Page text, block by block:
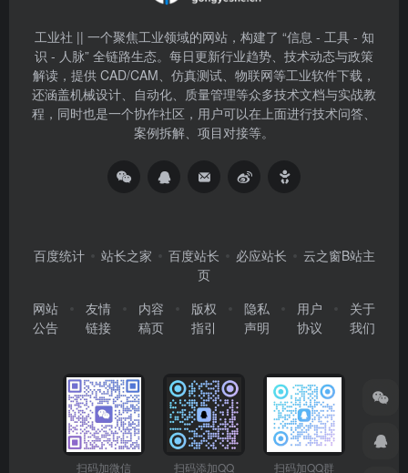
工业社 || 一个聚焦工业领域的网站，构建了 “信息 - 工具 - 知
识 - 人脉” 全链路生态。每日更新行业趋势、技术动态与政策
解读，提供 CAD/CAM、仿真测试、物联网等工业软件下载，
还涵盖机械设计、自动化、质量管理等众多技术文档与实战教
程，同时也是一个协作社区，用户可以在上面进行技术问答、
案例拆解、项目对接等。
百度统计 站长之家 百度站长 必应站长
云之窗B站主
页
网站
公告
友情
链接
内容
稿页
版权
指引
隐私
声明
用户
协议
关于
我们
扫码加微信 扫码添加QQ 扫码加QQ群